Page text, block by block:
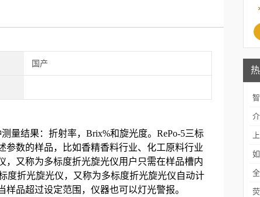
障
国产
量结果：折射率， Brix%和旋光度。 RePo-5三标
参数的样品，比如香精香料行业、化工原料行业
，又称为多标度折光旋光仪用户只需在样品槽内
度折光旋光仪，又称为多标度折光旋光仪自动计
品超过设定范围，仪器也可以灯光警报。